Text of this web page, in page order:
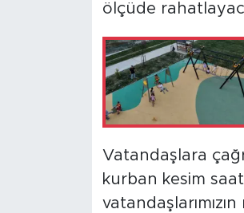
ölçüde
Vatandaşlara
kurban kesim